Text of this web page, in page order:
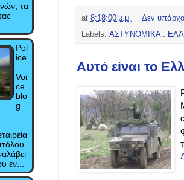
at 8:18:00 μ.μ.
Δεν
Labels: ΑΣΤΥΝΟΜΙΚΑ .
Αυτό είναι το
τα
Pol
ice
-
Voi
ce
blo
g
εν...